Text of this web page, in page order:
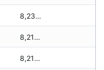
8,230 zł
8,210 zł
8,210 zł